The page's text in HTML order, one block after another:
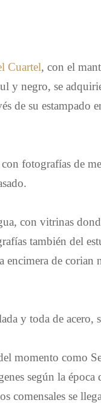
Cuartel, con el
y negro, se
de su estampado
fotografías de
con vitrinas
también del
encimera de corian
y toda de
momento como
según la
comensales se